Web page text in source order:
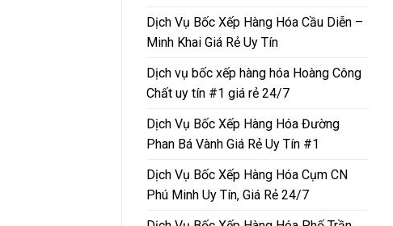
Dịch Vụ Bốc Xếp Hàng Hóa Cầu Diễn –
Minh Khai Giá Rẻ Uy Tín
Dịch vụ bốc xếp hàng hóa Hoàng Công
Chất uy tín #1 giá rẻ 24/7
Dịch Vụ Bốc Xếp Hàng Hóa Đường
Phan Bá Vành Giá Rẻ Uy Tín #1
Dịch Vụ Bốc Xếp Hàng Hóa Cụm CN
Phú Minh Uy Tín, Giá Rẻ 24/7